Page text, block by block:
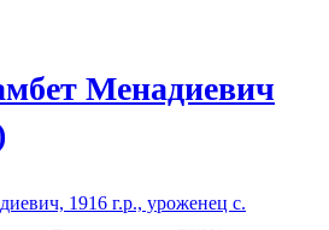
Менадиевич
1916 г.р., уроженец с.